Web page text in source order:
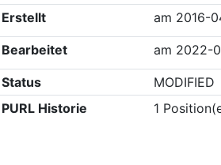
Erstellt
am 2016-
Bearbeitet am 2022-
Status
MODIFIED
PURL Historie
1